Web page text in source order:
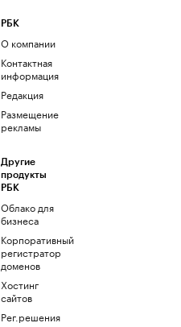
РБК
О компании
Контактная
информация
Редакция
Размещение
рекламы
Другие
продукты
РБК
Облако для
бизнеса
Корпоративный
регистратор
доменов
Хостинг
сайтов
Рег.решения